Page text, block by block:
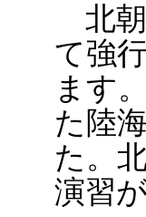
北朝
て強
ます
た陸
た。
演習